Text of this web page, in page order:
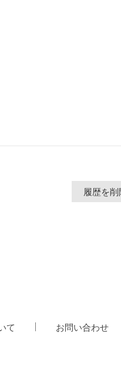
履歴を削
て お問い合わせ